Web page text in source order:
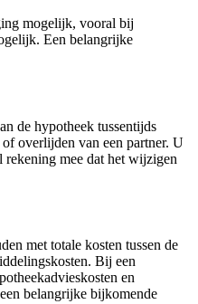
mogelijk, vooral bij
Een belangrijke
de hypotheek tussentijds
overlijden van een partner. U
rekening mee dat het wijzigen
met totale kosten tussen de
Bij een
en
belangrijke bijkomende